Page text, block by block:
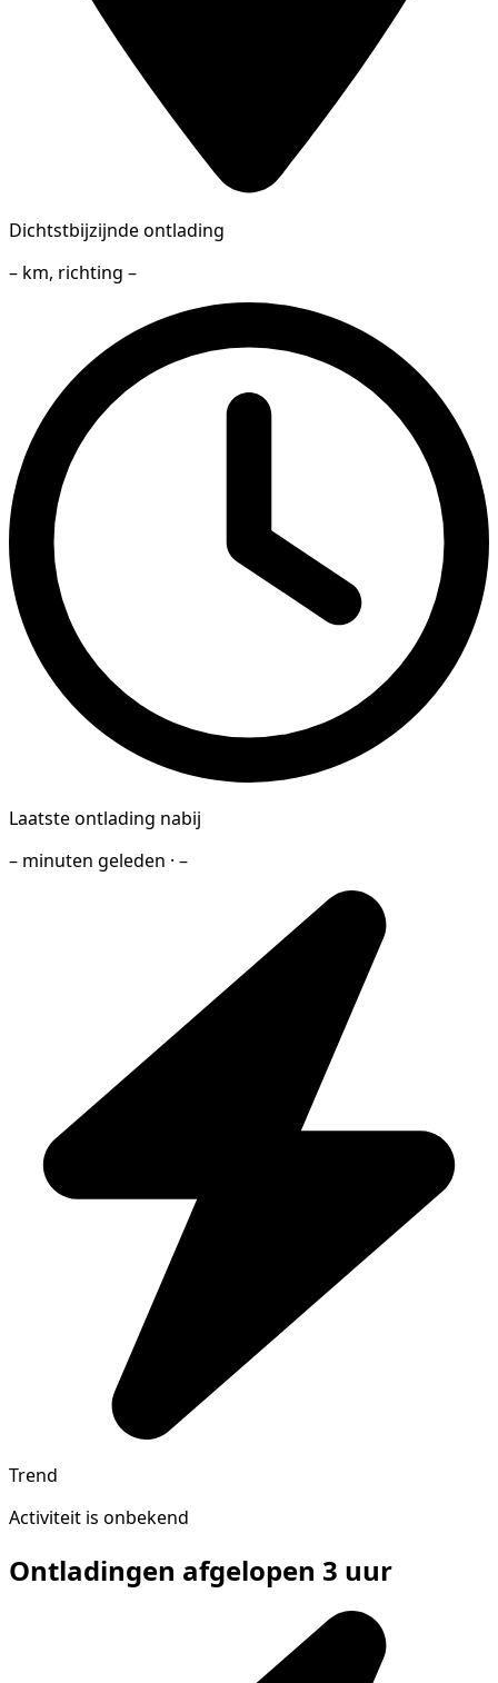
Dichtstbijzijnde ontlading
– km, richting –
Laatste ontlading nabij
– minuten geleden · –
Trend
Activiteit is onbekend
Ontladingen afgelopen 3 uur